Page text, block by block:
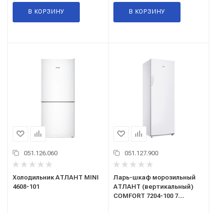
В КОРЗИНУ В КОРЗИНУ
051.126.060
Холодильник АТЛАНТ MINI
4608-101
051.127.900
Ларь-шкаф морозильный
АТЛАНТ (вертикальный)
COMFORT 7204-100 7